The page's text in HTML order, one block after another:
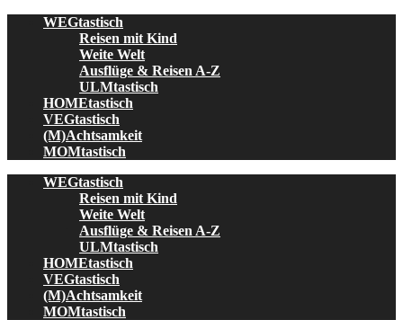
WEGtastisch
Reisen mit Kind
Weite Welt
Ausflüge & Reisen A-Z
ULMtastisch
HOMEtastisch
VEGtastisch
(M)Achtsamkeit
MOMtastisch
WEGtastisch
Reisen mit Kind
Weite Welt
Ausflüge & Reisen A-Z
ULMtastisch
HOMEtastisch
VEGtastisch
(M)Achtsamkeit
MOMtastisch